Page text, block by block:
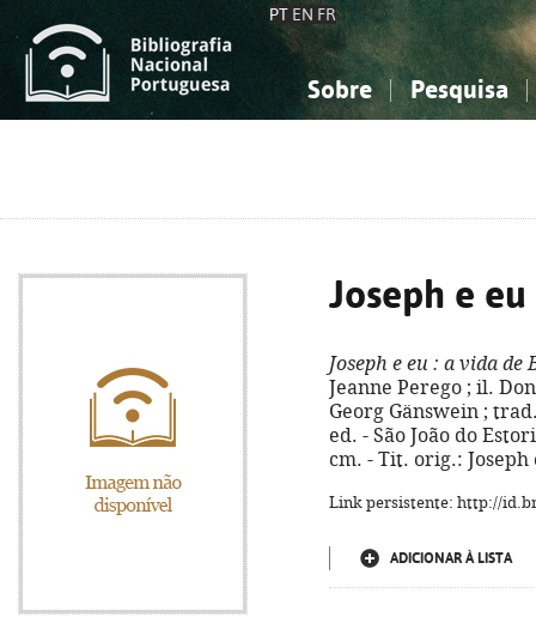
PT EN FR
Sobre Pesquisa
Joseph e eu
Joseph e eu : a vida de
Jeanne Perego ; il.
Georg Gänswein ;
ed. - São João do
cm. - Tit. orig.: Joseph
Link persistente: http://
ADICIONAR À LISTA